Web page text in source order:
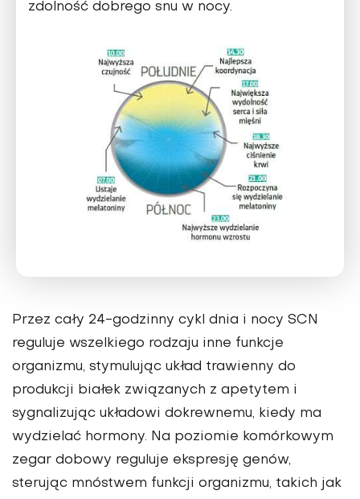
zdolność dobrego snu w nocy.
Przez cały 24-godzinny cykl dnia i nocy SCN
reguluje wszelkiego rodzaju inne funkcje
organizmu, stymulując układ trawienny do
produkcji białek związanych z apetytem i
sygnalizując układowi dokrewnemu, kiedy ma
wydzielać hormony. Na poziomie komórkowym
zegar dobowy reguluje ekspresję genów,
sterując mnóstwem funkcji organizmu, takich jak